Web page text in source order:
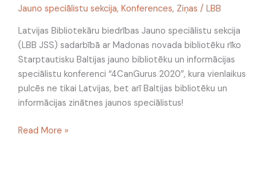
Jauno speciālistu sekcija, Konferences, Ziņas / LBB
Latvijas Bibliotekāru biedrības Jauno speciālistu sekcija
(LBB JSS) sadarbībā ar Madonas novada bibliotēku rīko
Starptautisku Baltijas jauno bibliotēku un informācijas
speciālistu konferenci “4CanGurus 2020”, kura vienlaikus
pulcēs ne tikai Latvijas, bet arī Baltijas bibliotēku un
informācijas zinātnes jaunos speciālistus!
tiešsaistē
Read More »